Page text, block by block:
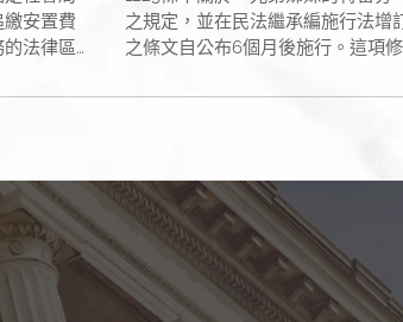
安置費
法律區
之規定，並在民法繼承編施行法增
之條文自公布6個月後施行。這項